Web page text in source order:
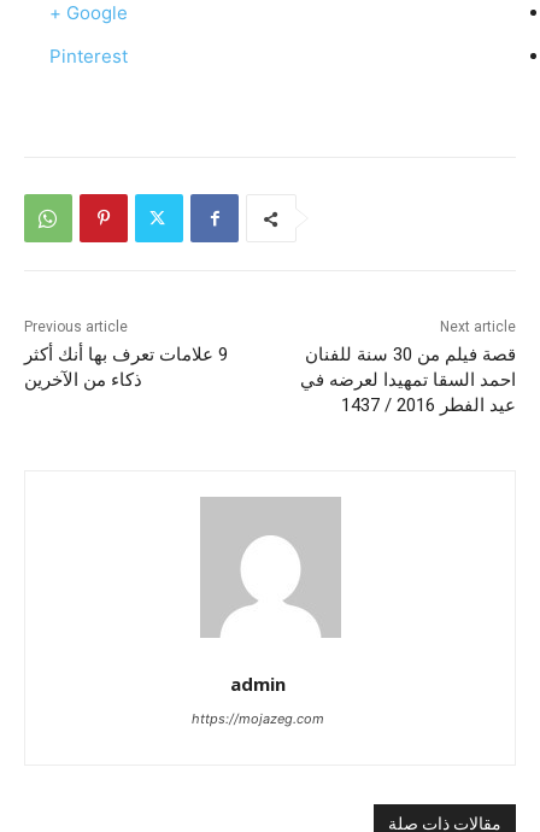
Google +
Pinterest
Previous article
9 علامات تعرف بها أنك أكثر
ذكاء من الآخرين
Next article
قصة فيلم من 30 سنة للفنان
احمد السقا تمهيدا لعرضه في
عيد الفطر 2016 / 1437
admin
https://mojazeg.com
مقالات ذات صلة